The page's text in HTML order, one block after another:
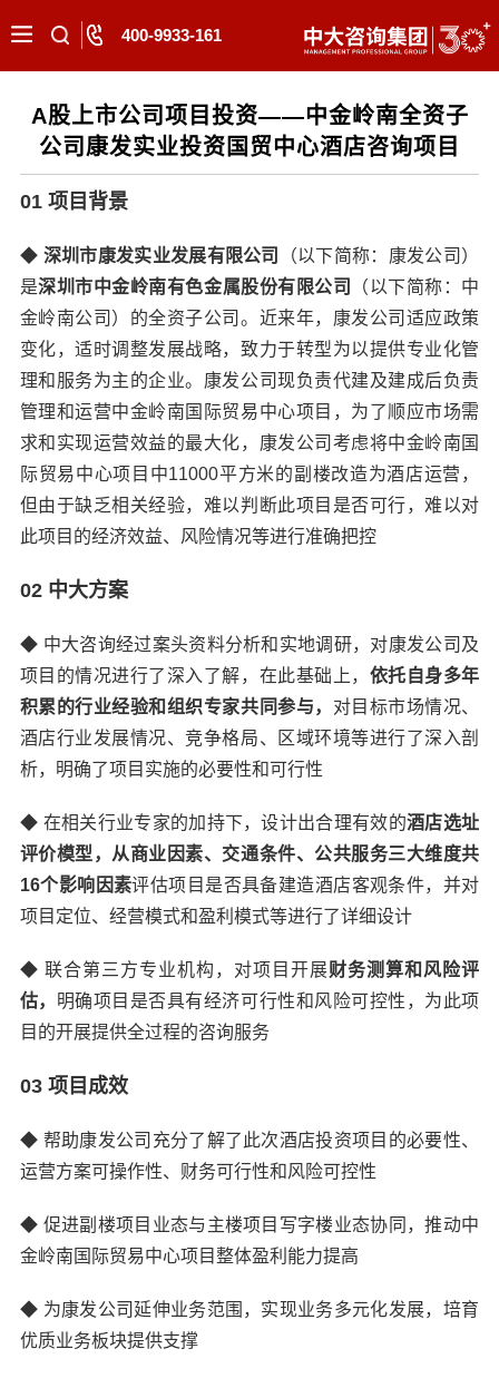
400-9933-161
A股上市公司项目投资——中金岭南全资子
公司康发实业投资国贸中心酒店咨询项目
01 项目背景
◆ 深圳市康发实业发展有限公司
（以下简称：康发公司）
是深圳市中金岭南有色金属股份有限公司
（以下简称：中
金岭南公司）的全资子公司。近来年，康发公司适应政策
变化，适时调整发展战略，致力于转型为以提供专业化管
理和服务为主的企业。康发公司现负责代建及建成后负责
管理和运营中金岭南国际贸易中心项目，为了顺应市场需
求和实现运营效益的最大化，康发公司考虑将中金岭南国
际贸易中心项目中11000平方米的副楼改造为酒店运营，
但由于缺乏相关经验，难以判断此项目是否可行，难以对
此项目的经济效益、风险情况等进行准确把控
02 中大方案
◆ 中大咨询经过案头资料分析和实地调研，对康发公司及
项目的情况进行了深入了解，在此基础上， 依托自身多年
积累的行业经验和组织专家共同参与， 对目标市场情况、
酒店行业发展情况、竞争格局、区域环境等进行了深入剖
析，明确了项目实施的必要性和可行性
◆ 在相关行业专家的加持下，设计出合理有效的酒店选址
评价模型，从商业因素、交通条件、公共服务三大维度共
16个影响因素评估项目是否具备建造酒店客观条件，并对
项目定位、经营模式和盈利模式等进行了详细设计
◆ 联合第三方专业机构，对项目开展财务测算和风险评
估， 明确项目是否具有经济可行性和风险可控性，为此项
目的开展提供全过程的咨询服务
03 项目成效
◆ 帮助康发公司充分了解了此次酒店投资项目的必要性、
运营方案可操作性、财务可行性和风险可控性
◆ 促进副楼项目业态与主楼项目写字楼业态协同，推动中
金岭南国际贸易中心项目整体盈利能力提高
◆ 为康发公司延伸业务范围，实现业务多元化发展，培育
优质业务板块提供支撑